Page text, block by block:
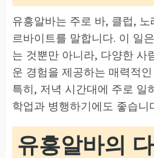
유흥알바는 주로 바, 클럽,
르바이트를 말합니다. 이 일
는 것뿐만 아니라, 다양한 사
운 경험을 제공하는 매력적
특히, 저녁 시간대에 주로 일
학업과 병행하기에도 좋습니
유흥알바의